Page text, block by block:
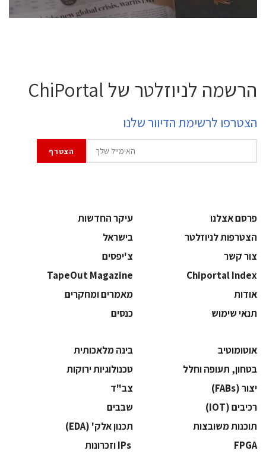
הרשמה לניוזלטר של ChiPortal
הצטרפו לרשימת הדיוור שלנו
פרסם אצלנו
עיקר החדשות
הצטרפות לניוזלטר
בישראל
צור קשר
צ'יפסים
Chiportal Index
TapeOut Magazine
אודות
מאמרים ומחקרים
תנאי שימוש
כנסים
אוטומוטיב
בינה מלאכותית
בטחון, תעופה וחלל
‫טכנולוגיות ירוקות‬
‫יצור (‪(FABs‬‬
‫צב"ד‬
‫רכיבים‬ (IOT)
‫שבבים‬
‫תוכנות משובצות‬
‫תכנון אלק' (‪(EDA‬‬
‫‪FPGA‬‬